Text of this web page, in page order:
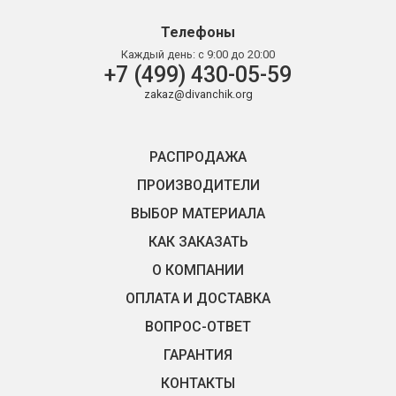
Телефоны
Каждый день: с 9:00 до 20:00
+7 (499) 430-05-59
zakaz@divanchik.org
РАСПРОДАЖА
ПРОИЗВОДИТЕЛИ
ВЫБОР МАТЕРИАЛА
КАК ЗАКАЗАТЬ
О КОМПАНИИ
ОПЛАТА И ДОСТАВКА
ВОПРОС-ОТВЕТ
ГАРАНТИЯ
КОНТАКТЫ